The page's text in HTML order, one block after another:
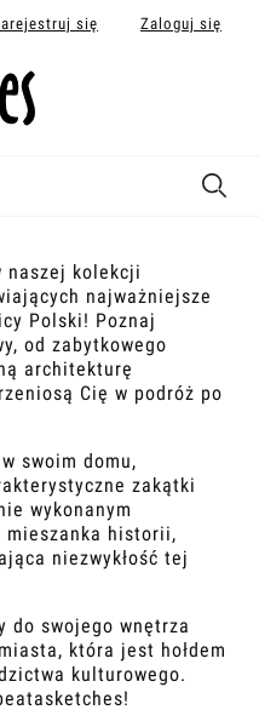
się Zaloguj się
naszej kolekcji
najważniejsze
Polski! Poznaj
od zabytkowego
architekturę
Cię w podróż po
swoim domu,
zakątki
wykonanym
historii,
niezwykłość tej
do swojego wnętrza
która jest hołdem
kulturowego.